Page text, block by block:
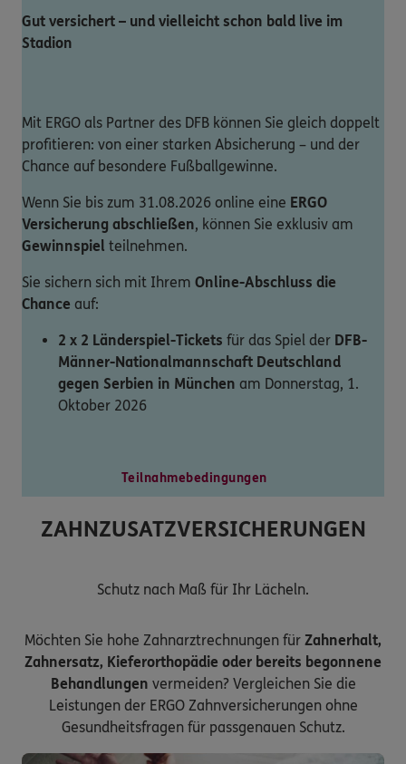
Gut versichert – und vielleicht schon bald live im
Stadion
Mit ERGO als Partner des DFB können Sie gleich doppelt
profitieren: von einer starken Absicherung – und der
Chance auf besondere Fußballgewinne.
Wenn Sie bis zum 31.08.2026 online eine ERGO
Versicherung abschließen, können Sie exklusiv am
Gewinnspiel teilnehmen.
Sie sichern sich mit Ihrem Online-Abschluss die
Chance auf:
2 x 2 Länderspiel-Tickets für das Spiel der DFB-
Männer-Nationalmannschaft Deutschland
gegen Serbien in München am Donnerstag, 1.
Oktober 2026
Teilnahmebedingungen
ZAHNZUSATZVERSICHERUNGEN
Schutz nach Maß für Ihr Lächeln.
Möchten Sie hohe Zahnarztrechnungen für Zahnerhalt,
Zahnersatz, Kieferorthopädie oder bereits begonnene
Behandlungen vermeiden? Vergleichen Sie die
Leistungen der ERGO Zahnversicherungen ohne
Gesundheitsfragen für passgenauen Schutz.